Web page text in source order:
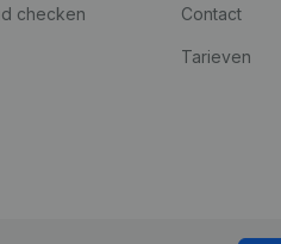
checken Contact
Tarieven